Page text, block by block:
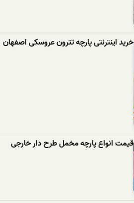
خرید اینترنتی پارچه تترون عروسکی اصفهان
قیمت انواع پارچه مخمل طرح دار خارجی